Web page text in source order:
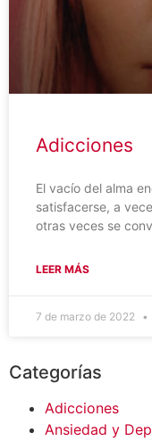
Adicciones
El vacío del alma
satisfacerse, a
otras veces se
LEER MÁS
7 de marzo de 2022
Categorías
Adicciones
Ansiedad y